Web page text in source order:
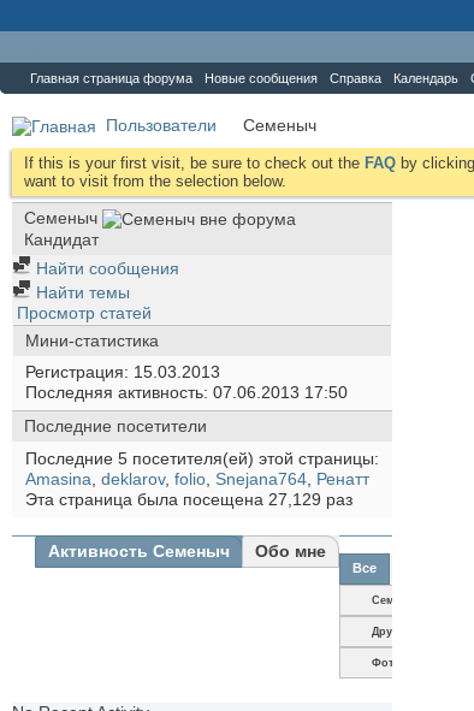
Главная страница форума Новые сообщения Справка Календарь
Пользователи Семеныч
If this is your first visit, be sure to check out the FAQ by
want to visit from the selection below.
Семеныч
Кандидат
Найти сообщения
Найти темы
Просмотр статей
Мини-статистика
Регистрация
15.03.2013
Последняя активность 07.06.2013 17:50
Последние посетители
Последние 5 посетителя(ей) этой страницы:
Amasina deklarov, folio Snejana764 Ренатт
Эта страница была посещена 27,129 раз
Активность Семеныч Обо мне
Все
Семеныч
Друзья
Фотографии